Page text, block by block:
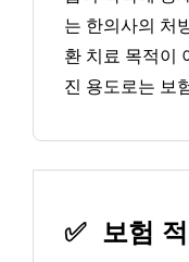
는 한의사의 처
환 치료 목적이
진 용도로는 보
✅ 보험